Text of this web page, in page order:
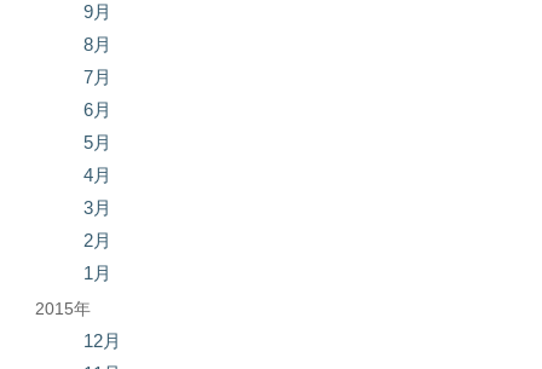
9月
8月
7月
6月
5月
4月
3月
2月
1月
2015年
12月